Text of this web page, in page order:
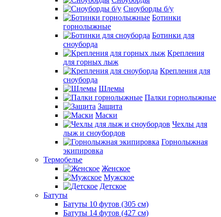
Сноуборды б/у
Ботинки
горнолыжные
Ботинки для
сноуборда
Крепления
для горных лыж
Крепления для
сноуборда
Шлемы
Палки горнолыжные
Защита
Маски
Чехлы для
лыж и сноубордов
Горнолыжная
экипировка
Термобелье
Женское
Мужское
Детское
Батуты
Батуты 10 футов (305 см)
Батуты 14 футов (427 см)